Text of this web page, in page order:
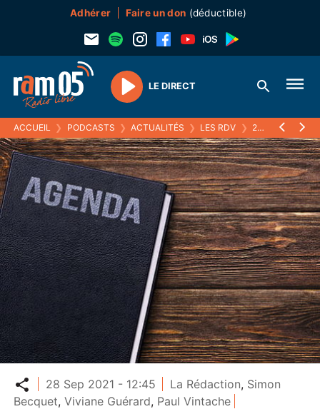
Adhérer Faire un don (déductible)
Play
LE DIRECT
ACCUEIL ❯ PODCASTS ❯ ACTUALITÉS ❯ LES RDV ❯ 28 SEPTEMBRE 2021
Partager
28 Sep 2021 - 12:45 La Rédaction, Simon
Becquet,Viviane Guérard, Paul Vintache